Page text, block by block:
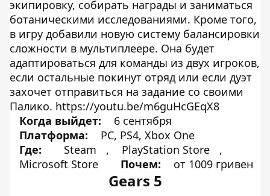
экипировку, собирать награды и заниматься
ботаническими исследованиями. Кроме того,
в игру добавили новую систему балансировки
сложности в мультиплеере. Она будет
адаптироваться для команды из двух игроков,
если остальные покинут отряд или если дуэт
захочет отправиться на задание со своими
Палико. https://youtu.be/m6guHcGEqX8
Когда выйдет:
6 сентября
Платформа:
PC, PS4, Xbox One
Где:
Steam , PlayStation Store
,
Microsoft Store
Почем: от 1009 гривен
Gears 5